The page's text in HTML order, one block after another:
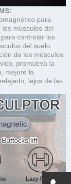
para
músculos del
controlar los
del suelo
de los músculos
promueva la
mejore la
lejos de las